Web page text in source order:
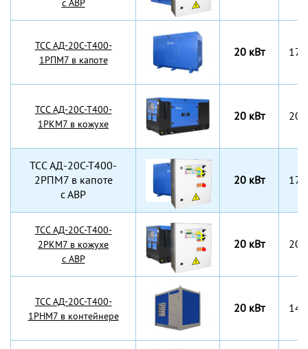
с АВР
TCC АД-20С-Т400-
1РПМ7 в капоте
20 кВт
TCC АД-20С-Т400-
1РКМ7 в кожухе
20 кВт
TCC АД-20С-Т400-
2РПМ7 в капоте
с АВР
20 кВт
TCC АД-20С-Т400-
2РКМ7 в кожухе
с АВР
20 кВт
TCC АД-20С-Т400-
1РНМ7 в контейнере
20 кВт